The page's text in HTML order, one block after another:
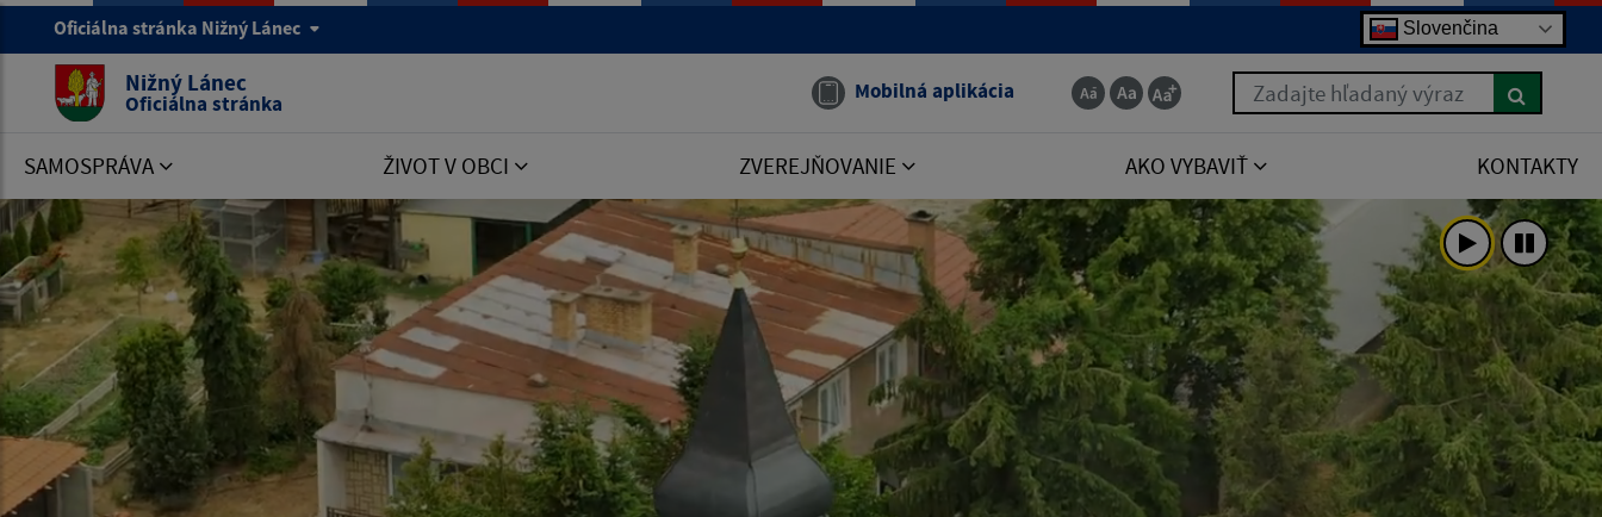
Oficiálna stránka Nižný Lánec Slovenčina
Nižný Lánec
Oficiálna stránka Mobilná aplikácia Zadajte hľadaný výraz
SAMOSPRÁVA ŽIVOT V OBCI ZVEREJŇOVANIE AKO VYBAVIŤ KONTAKTY